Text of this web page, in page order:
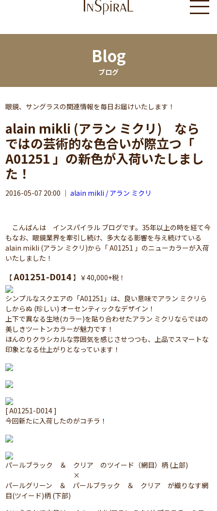
Blog
ブログ
眼鏡、サングラスの関連情報を毎日お届けいたします！
alain mikli (アラン ミクリ) なら
ではの芸術的な色合いが際立つ「
A01251 」の新色が入荷いたしまし
た！
2016-05-07 20:00 ｜alain mikli / アラン ミクリ
こんばんは インスパイラル ブログです。35年以上の時を経て今
もなお、眼鏡業界を牽引し続け、多大なる影響を与え続けている
alain mikli (アラン ミクリ)から「 A01251 」のニューカラーが入荷
いたしました！
【A01251-D014 】￥40,000+税！
シンプルなスクエアの「A01251」は、良い意味でアラン ミクリら
しからぬ (珍しい) オーセンティックなデザイン！
上下で異なる生地(カラー)を貼り合わせたアラン ミクリならではの
美しきツートンカラーが魅力です！
ほんのりクラシカルな雰囲気を感じさせつつも、上品でスマートな
印象となる仕上がりとなっています！
[ A01251-D014 ]
今回新たに入荷したのがコチラ！
パールブラック ＆ クリア のツイード（網目）柄 (上部)
×
パールグリーン ＆ パールブラック ＆ クリア が織りなす網
目(ツイード)柄 (下部)